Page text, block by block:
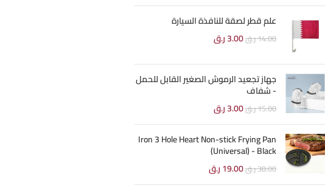
علم قطر لصقة للنافذة السيارة
14.00ر.ق3.00ر.ق
جهاز تجعيد الرموش الصغير القابل للحمل
- شفاف
15.00ر.ق3.00ر.ق
Iron 3 Hole Heart Non-stick Frying Pan
(Universal) - Black
38.00ر.ق19.00ر.ق